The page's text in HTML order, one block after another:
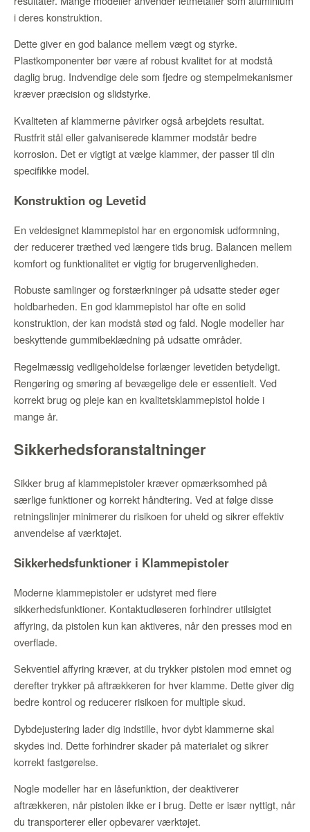
i deres konstruktion.
Dette giver en god balance mellem vægt og styrke.
Plastkomponenter bør være af robust kvalitet for at modstå
daglig brug. Indvendige dele som fjedre og stempelmekanismer
kræver præcision og slidstyrke.
Kvaliteten af klammerne påvirker også arbejdets resultat.
Rustfrit stål eller galvaniserede klammer modstår bedre
korrosion. Det er vigtigt at vælge klammer, der passer til din
specifikke model.
Konstruktion og Levetid
En veldesignet klammepistol har en ergonomisk udformning,
der reducerer træthed ved længere tids brug. Balancen mellem
komfort og funktionalitet er vigtig for brugervenligheden.
Robuste samlinger og forstærkninger på udsatte steder øger
holdbarheden. En god klammepistol har ofte en solid
konstruktion, der kan modstå stød og fald. Nogle modeller har
beskyttende gummibeklædning på udsatte områder.
Regelmæssig vedligeholdelse forlænger levetiden betydeligt.
Rengøring og smøring af bevægelige dele er essentielt. Ved
korrekt brug og pleje kan en kvalitetsklammepistol holde i
mange år.
Sikkerhedsforanstaltninger
Sikker brug af klammepistoler kræver opmærksomhed på
særlige funktioner og korrekt håndtering. Ved at følge disse
retningslinjer minimerer du risikoen for uheld og sikrer effektiv
anvendelse af værktøjet.
Sikkerhedsfunktioner i Klammepistoler
Moderne klammepistoler er udstyret med flere
sikkerhedsfunktioner. Kontaktudløseren forhindrer utilsigtet
affyring, da pistolen kun kan aktiveres, når den presses mod en
overflade.
Sekventiel affyring kræver, at du trykker pistolen mod emnet og
derefter trykker på aftrækkeren for hver klamme. Dette giver dig
bedre kontrol og reducerer risikoen for multiple skud.
Dybdejustering lader dig indstille, hvor dybt klammerne skal
skydes ind. Dette forhindrer skader på materialet og sikrer
korrekt fastgørelse.
Nogle modeller har en låsefunktion, der deaktiverer
aftrækkeren, når pistolen ikke er i brug. Dette er især nyttigt, når
du transporterer eller opbevarer værktøjet.